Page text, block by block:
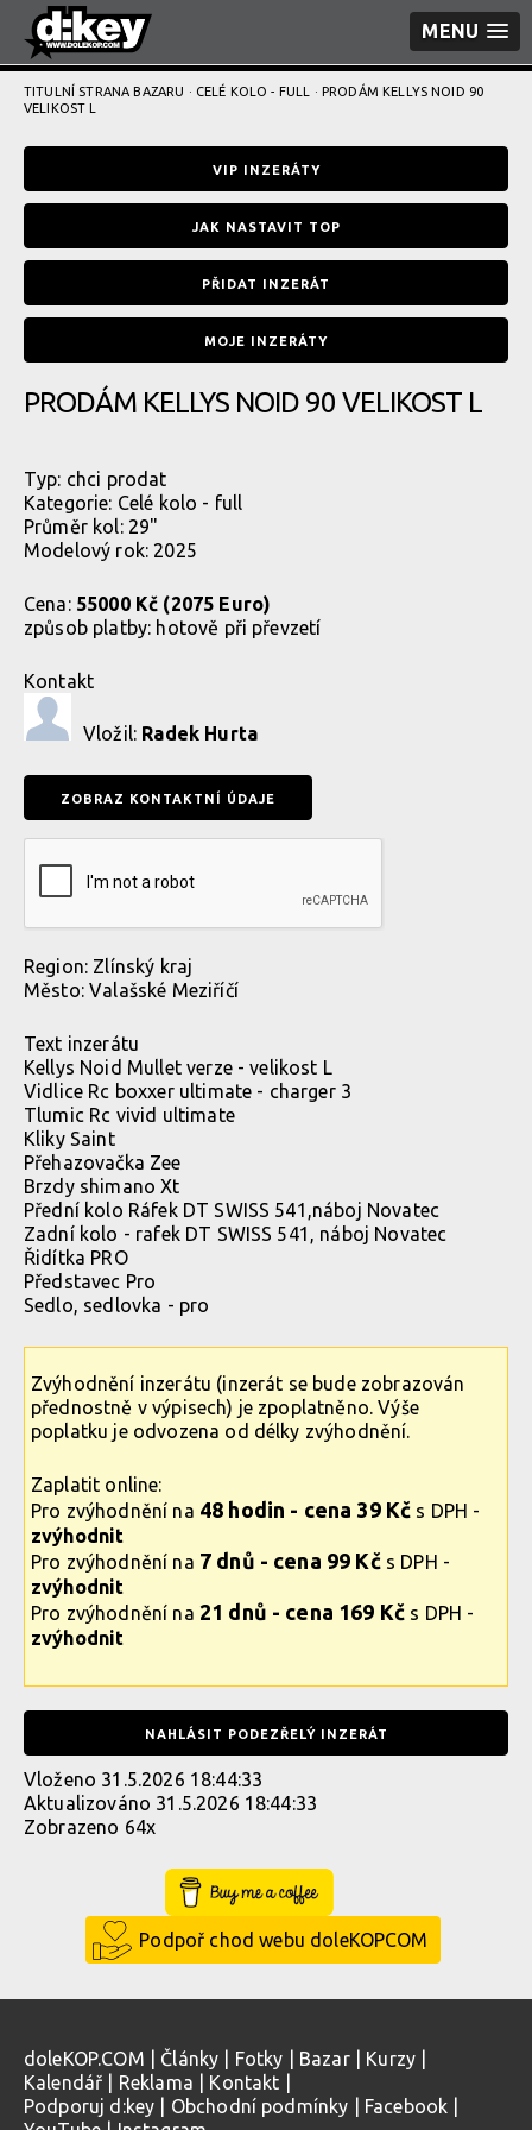
MENU
TITULNÍ STRANA BAZARU · CELÉ KOLO - FULL
· PRODÁM KELLYS NOID 90
VELIKOST L
VIP INZERÁTY
JAK NASTAVIT TOP
PŘIDAT INZERÁT
MOJE INZERÁTY
PRODÁM KELLYS NOID 90 VELIKOST L
Typ: chci prodat
Kategorie: Celé kolo - full
Průměr kol: 29"
Modelový rok: 2025
Cena: 55000 Kč (2075 Euro)
způsob platby: hotově při převzetí
Kontakt
Vložil: Radek Hurta
Region: Zlínský kraj
Město:Valašské Meziříčí
Text inzerátu
Kellys Noid Mullet verze - velikost L
Vidlice Rc boxxer ultimate - charger 3
Tlumic Rc vivid ultimate
Kliky Saint
Přehazovačka Zee
Brzdy shimano Xt
Přední kolo Ráfek DT SWISS 541,náboj Novatec
Zadní kolo - rafek DT SWISS 541, náboj Novatec
Řidítka PRO
Představec Pro
Sedlo, sedlovka - pro
Zvýhodnění inzerátu (inzerát se bude zobrazován
přednostně v výpisech) je zpoplatněno. Výše
poplatku je odvozena od délky zvýhodnění.
Zaplatit online:
Pro zvýhodnění na 48 hodin - cena 39 Kč s DPH -
zvýhodnit
Pro zvýhodnění na 7 dnů - cena 99 Kčs DPH -
zvýhodnit
Pro zvýhodnění na 21 dnů - cena 169 Kč s DPH -
zvýhodnit
NAHLÁSIT PODEZŘELÝ INZERÁT
Vloženo 31.5.2026 18:44:33
Aktualizováno 31.5.2026 18:44:33
Zobrazeno 64x
Buy Me a Coffee
Podpoř chod webu doleKOPCOM
doleKOP.COM Články Fotky Bazar| Kurzy
Kalendář
Reklama Kontakt
Podporuj d:key
Obchodní podmínky Facebook